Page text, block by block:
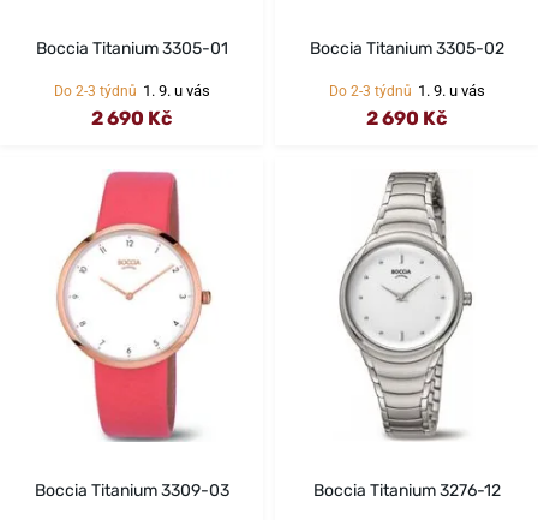
Boccia Titanium 3305-01
Do 2-3 týdnů 1. 9. u vás
2 690 Kč
Boccia Titanium 3305-02
Do 2-3 týdnů 1. 9. u vás
2 690 Kč
Boccia Titanium 3309-03 Boccia Titanium 3276-12